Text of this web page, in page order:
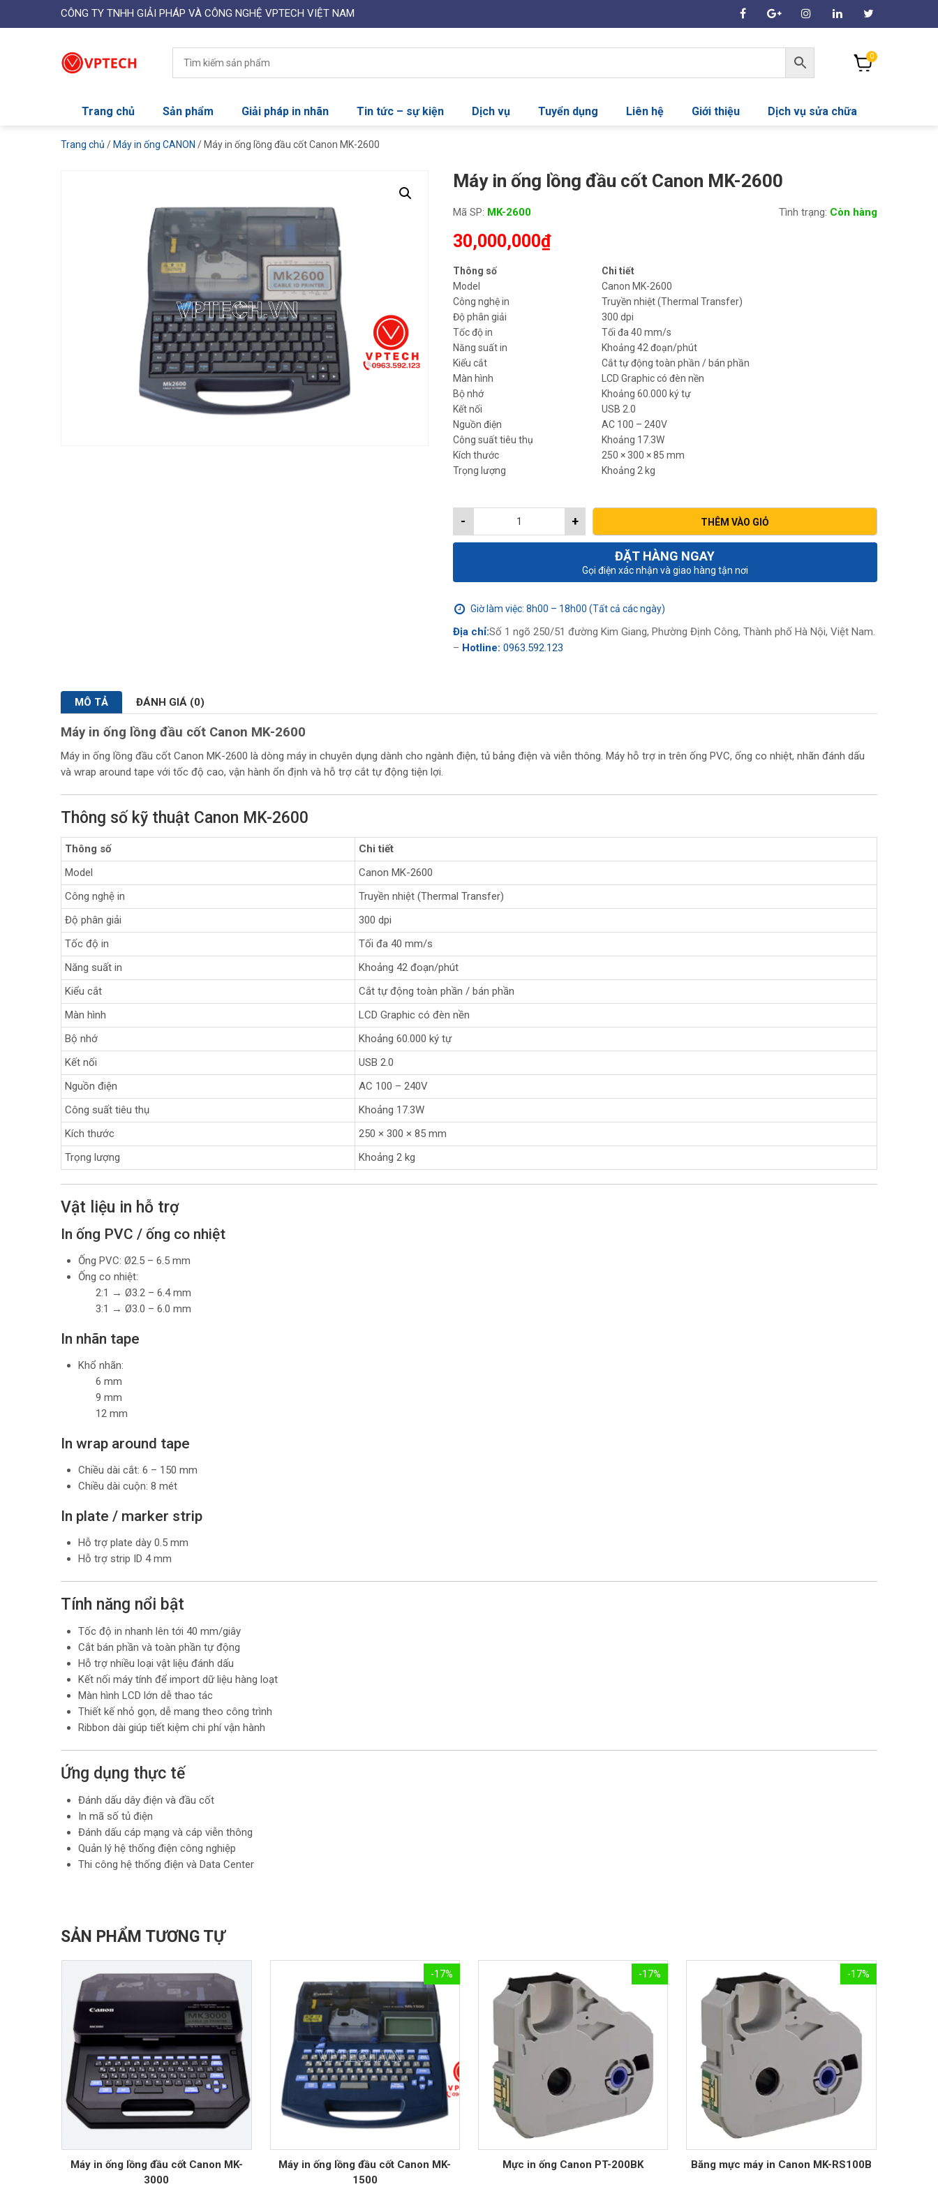
CÔNG TY TNHH GIẢI PHÁP VÀ CÔNG NGHỆ VPTECH VIỆT NAM
0
Trang chủ Sản phẩm Giải pháp in nhãn Tin tức – sự kiện Dịch vụ Tuyển dụng Liên hệ Giới thiệu Dịch vụ sửa chữa
Trang chủ / Máy in ống CANON / Máy in ống lồng đầu cốt Canon MK-2600
Máy in ống lồng đầu cốt Canon MK-2600
Mã SP: MK-2600 Tình trạng: Còn hàng
30,000,000₫
Thông số
Chi tiết
Model
Canon MK-2600
Công nghệ in
Truyền nhiệt (Thermal Transfer)
Độ phân giải
300 dpi
Tốc độ in
Tối đa 40 mm/s
Năng suất in
Khoảng 42 đoạn/phút
Kiểu cắt
Cắt tự động toàn phần / bán phần
Màn hình
LCD Graphic có đèn nền
Bộ nhớ
Khoảng 60.000 ký tự
Kết nối
USB 2.0
Nguồn điện
AC 100 – 240V
Công suất tiêu thụ
Khoảng 17.3W
Kích thước
250 × 300 × 85 mm
Trọng lượng
Khoảng 2 kg
+
- THÊM VÀO GIỎ
ĐẶT HÀNG NGAY
Gọi điện xác nhận và giao hàng tận nơi
Giờ làm việc: 8h00 – 18h00 (Tất cả các ngày)
Địa chỉ:Số 1 ngõ 250/51 đường Kim Giang, Phường Định Công, Thành phố Hà Nội, Việt Nam.
– Hotline: 0963.592.123
MÔ TẢ ĐÁNH GIÁ (0)
Máy in ống lồng đầu cốt Canon MK-2600
Máy in ống lồng đầu cốt Canon MK-2600 là dòng máy in chuyên dụng dành cho ngành điện, tủ bảng điện và viễn thông. Máy hỗ trợ in trên ống PVC, ống co nhiệt, nhãn đánh dấu
và wrap around tape với tốc độ cao, vận hành ổn định và hỗ trợ cắt tự động tiện lợi.
Thông số kỹ thuật Canon MK-2600
Thông số
Chi tiết
Model
Canon MK-2600
Công nghệ in
Truyền nhiệt (Thermal Transfer)
Độ phân giải
300 dpi
Tốc độ in
Tối đa 40 mm/s
Năng suất in
Khoảng 42 đoạn/phút
Kiểu cắt
Cắt tự động toàn phần / bán phần
Màn hình
LCD Graphic có đèn nền
Bộ nhớ
Khoảng 60.000 ký tự
Kết nối
USB 2.0
Nguồn điện
AC 100 – 240V
Công suất tiêu thụ
Khoảng 17.3W
Kích thước
250 × 300 × 85 mm
Trọng lượng
Khoảng 2 kg
Vật liệu in hỗ trợ
In ống PVC / ống co nhiệt
Ống PVC: Ø2.5 – 6.5 mm
Ống co nhiệt:
2:1 → Ø3.2 – 6.4 mm
3:1 → Ø3.0 – 6.0 mm
In nhãn tape
Khổ nhãn:
6 mm
9 mm
12 mm
In wrap around tape
Chiều dài cắt: 6 – 150 mm
Chiều dài cuộn: 8 mét
In plate / marker strip
Hỗ trợ plate dày 0.5 mm
Hỗ trợ strip ID 4 mm
Tính năng nổi bật
Tốc độ in nhanh lên tới 40 mm/giây
Cắt bán phần và toàn phần tự động
Hỗ trợ nhiều loại vật liệu đánh dấu
Kết nối máy tính để import dữ liệu hàng loạt
Màn hình LCD lớn dễ thao tác
Thiết kế nhỏ gọn, dễ mang theo công trình
Ribbon dài giúp tiết kiệm chi phí vận hành
Ứng dụng thực tế
Đánh dấu dây điện và đầu cốt
In mã số tủ điện
Đánh dấu cáp mạng và cáp viễn thông
Quản lý hệ thống điện công nghiệp
Thi công hệ thống điện và Data Center
SẢN PHẨM TƯƠNG TỰ
Máy in ống lồng đầu cốt Canon MK-
3000
-17%
Máy in ống lồng đầu cốt Canon MK-
1500
-17%
Mực in ống Canon PT-200BK
-17%
Băng mực máy in Canon MK-RS100B